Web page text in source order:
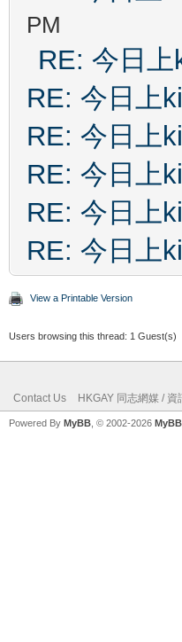
PM
RE: 今日
RE: 今日上
RE: 今日上
RE: 今日上
RE: 今日上
RE: 今日上
View a Printable Version
Users browsing this thread: 1 Guest(s)
Contact Us HKGAY 同志網媒 / 資
Powered By MyBB , © 2002-2026